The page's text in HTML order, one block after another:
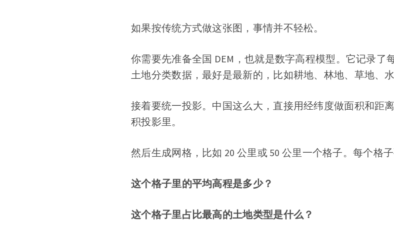
如果按传统方式做这张图，事情并不轻松。
你需要先准备全国 DEM，也就是数字高程模型。它记录了
土地分类数据，最好是最新的，比如耕地、林地、草地、
接着要统一投影。中国这么大，直接用经纬度做面积和距
积投影里。
然后生成网格，比如 20 公里或 50 公里一个格子。每个格
这个格子里的平均高程是多少？
这个格子里占比最高的土地类型是什么？